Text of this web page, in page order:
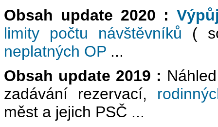
Obsah update 2020 :
limity počtu návštěvníků (
neplatných OP ...
Obsah update 2019 :
zadávání rezervací,
měst a jejich PSČ ...